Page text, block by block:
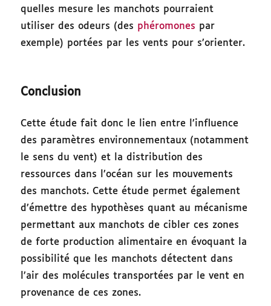
quelles mesure les manchots pourraient
utiliser des odeurs (des phéromones par
exemple) portées par les vents pour s’orienter.
Conclusion
Cette étude fait donc le lien entre l’influence
des paramètres environnementaux (notamment
le sens du vent) et la distribution des
ressources dans l’océan sur les mouvements
des manchots. Cette étude permet également
d’émettre des hypothèses quant au mécanisme
permettant aux manchots de cibler ces zones
de forte production alimentaire en évoquant la
possibilité que les manchots détectent dans
l’air des molécules transportées par le vent en
provenance de ces zones.